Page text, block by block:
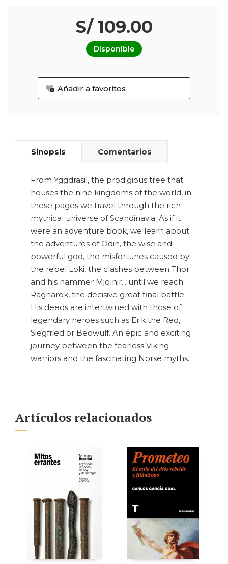
S/ 109.00
Disponible
Añadir a favoritos
Sinopsis Comentarios
From Yggdrasil, the prodigious tree that
houses the nine kingdoms of the world, in
these pages we travel through the rich
mythical universe of Scandinavia. As if it
were an adventure book, we learn about
the adventures of Odin, the wise and
powerful god, the misfortunes caused by
the rebel Loki, the clashes between Thor
and his hammer Mjolnir... until we reach
Ragnarok, the decisive great final battle.
His deeds are intertwined with those of
legendary heroes such as Erik the Red,
Siegfried or Beowulf. An epic and exciting
journey between the fearless Viking
warriors and the fascinating Norse myths.
Artículos relacionados